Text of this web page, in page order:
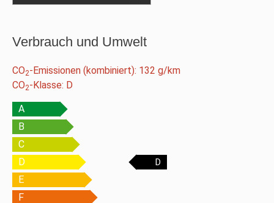
Verbrauch und Umwelt
CO2-Emissionen (kombiniert): 132 g/km
CO2-Klasse: D
A
B
C
D
D
E
F